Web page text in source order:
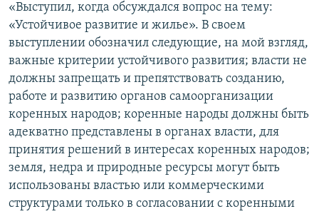
«Выступил, когда обсуждался вопрос на тему:
«Устойчивое развитие и жилье». В своем
выступлении обозначил следующие, на мой взгляд,
важные критерии устойчивого развития; власти не
должны запрещать и препятствовать созданию,
работе и развитию органов самоорганизации
коренных народов; коренные народы должны быть
адекватно представлены в органах власти, для
принятия решений в интересах коренных народов;
земля, недра и природные ресурсы могут быть
использованы властью или коммерческими
структурами только в согласовании с коренными